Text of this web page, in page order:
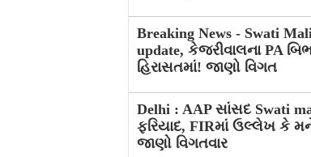
Breaking News - Swati
update, કેજરીવાલના PA
હિરાસતમાં! જાણો વિગત
Delhi : AAP સાંસદ Swati
ફરિયાદ, FIRમાં ઉલ્લેખ કે મને
જાણો વિગતવાર